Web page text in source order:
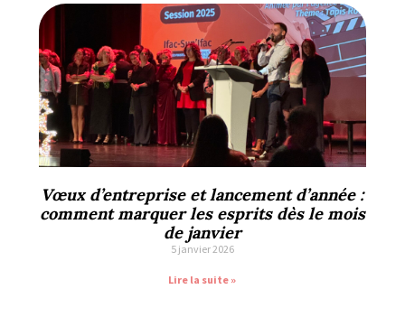
Vœux d’entreprise et lancement d’année :
comment marquer les esprits dès le mois
de janvier
5 janvier 2026
Lire la suite »